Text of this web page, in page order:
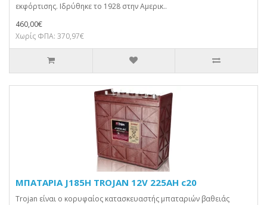
εκφόρτισης. Ιδρύθηκε το 1928 στην Αμερικ..
460,00€
Χωρίς ΦΠΑ: 370,97€
ΜΠΑΤΑΡΙΑ J185H TROJAN 12V 225AH c20
Trojan είναι ο κορυφαίος κατασκευαστής μπαταριών βαθειάς